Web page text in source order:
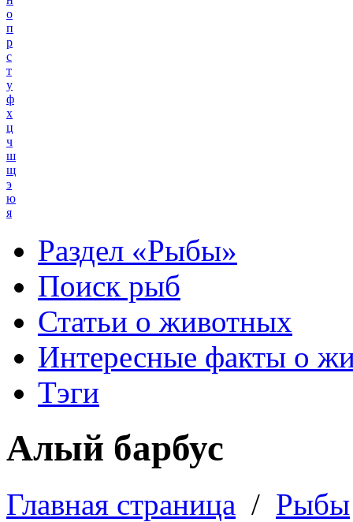
о
п
р
с
т
у
ф
х
ц
ч
ш
щ
э
ю
я
Раздел «Рыбы»
Поиск рыб
Статьи о животных
Интересные факты о
Тэги
Алый барбус
Главная страница / Рыбы